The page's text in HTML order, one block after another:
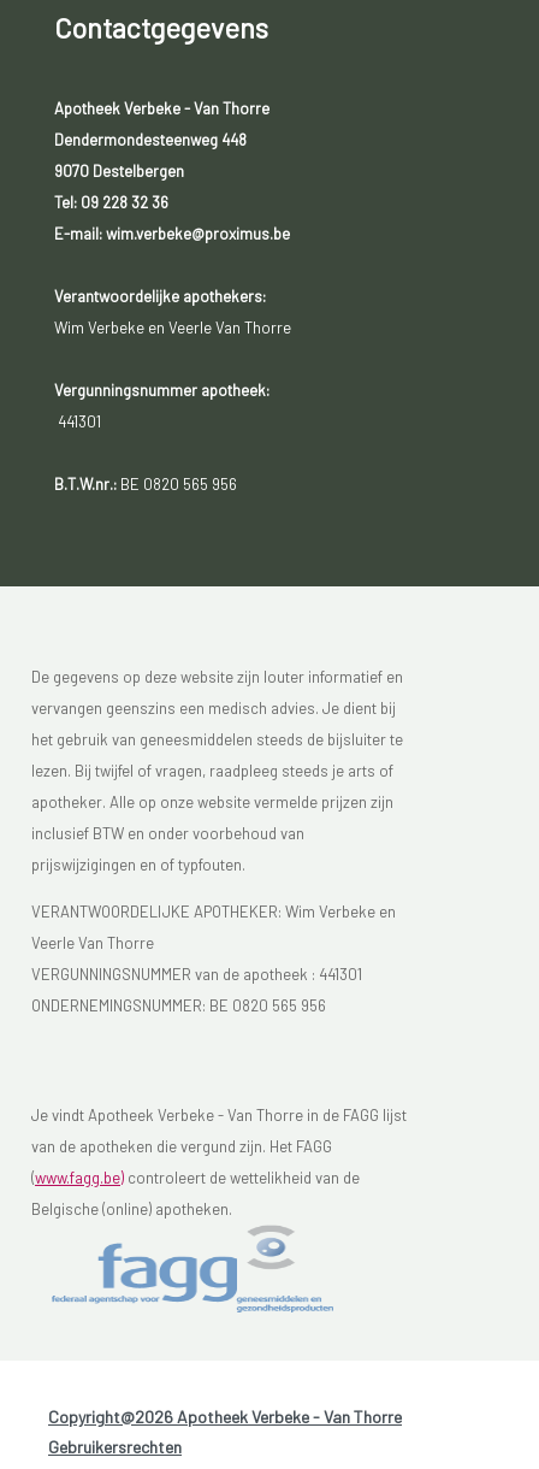
Contactgegevens
Apotheek Verbeke - Van Thorre
Dendermondesteenweg 448
9070 Destelbergen
Tel: 09 228 32 36
E-mail: wim.verbeke@proximus.be
Verantwoordelijke apothekers:
Wim Verbeke en Veerle Van Thorre
Vergunningsnummer apotheek:
441301
B.T.W.nr.:BE 0820 565 956
De gegevens op deze website zijn louter informatief en
vervangen geenszins een medisch advies. Je dient bij
het gebruik van geneesmiddelen steeds de bijsluiter te
lezen. Bij twijfel of vragen, raadpleeg steeds je arts of
apotheker. Alle op onze website vermelde prijzen zijn
inclusief BTW en onder voorbehoud van
prijswijzigingen en of typfouten.
VERANTWOORDELIJKE APOTHEKER: Wim Verbeke en
Veerle Van Thorre
VERGUNNINGSNUMMER van de apotheek : 441301
ONDERNEMINGSNUMMER: BE 0820 565 956
Je vindt Apotheek Verbeke - Van Thorre in de FAGG lijst
van de apotheken die vergund zijn. Het FAGG
(www.fagg.be) controleert de wettelikheid van de
Belgische (online) apotheken.
Copyright@2026 Apotheek Verbeke - Van Thorre
Gebruikersrechten